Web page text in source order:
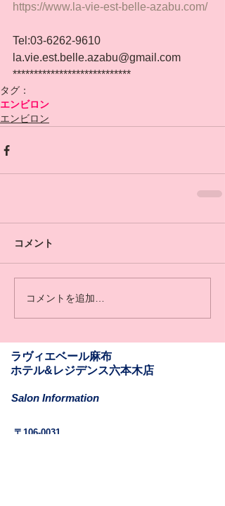
https://www.la-vie-est-belle-azabu.com/
Tel:03-6262-9610
la.vie.est.belle.azabu@gmail.com
****************************
タグ：
エンビロン
エンビロン
コメント
コメントを追加…
​​ラヴィエベール麻布
​ホテル&レジデンス六本木店
Salon Information
​〒106-0031